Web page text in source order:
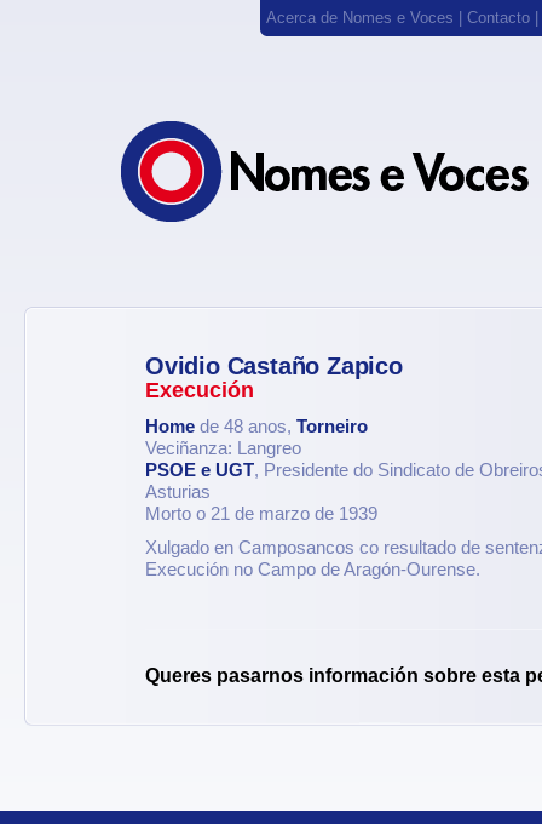
Acerca de Nomes e Voces Contacto
Ovidio Castaño Zapico
Execución
Home de 48 anos, Torneiro
Veciñanza: Langreo
PSOE e UGT, Presidente do Sindicato de
Asturias
Morto o 21 de marzo de 1939
Xulgado en Camposancos co resultado de
Execución no Campo de Aragón-Ourense.
Queres pasarnos información sobre esta